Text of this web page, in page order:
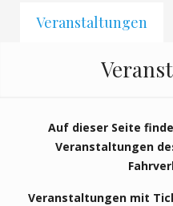
Veranstaltungen
Auf dieser Seite
Veranstaltungen
Veranstaltungen mit